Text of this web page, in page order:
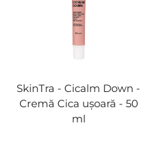
SkinTra - Cicalm Down -
Cremă Cica ușoară - 50
ml